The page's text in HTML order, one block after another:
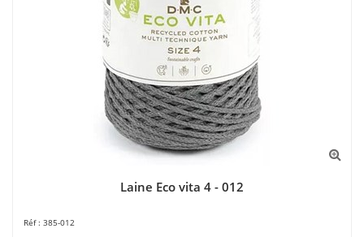
Laine Eco vita 4 - 012
385-012